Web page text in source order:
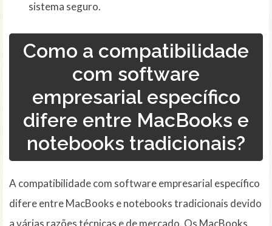
sistema seguro.
Como a compatibilidade
com software
empresarial específico
difere entre MacBooks e
notebooks tradicionais?
A compatibilidade com software empresarial específico
difere entre MacBooks e notebooks tradicionais devido
a várias razões técnicas e de mercado. Os MacBooks